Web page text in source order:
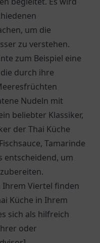
um die
zu verstehen.
zum Beispiel eine
durch ihre
Nudeln mit
beliebter Klassiker,
der Thai Küche
Tamarinde
entscheidend, um
Ihrem Viertel finden
Küche in Ihrem
sich als hilfreich
oder